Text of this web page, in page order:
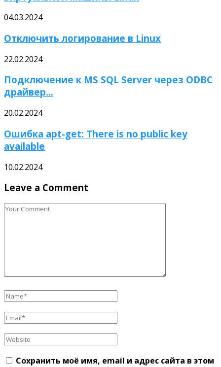
04.03.2024
Отключить логирование в Linux
22.02.2024
Подключение к MS SQL Server через ODBC
драйвер...
20.02.2024
Ошибка apt-get: There is no public key
available
10.02.2024
Leave a Comment
Сохранить моё имя, email и адрес сайта в этом